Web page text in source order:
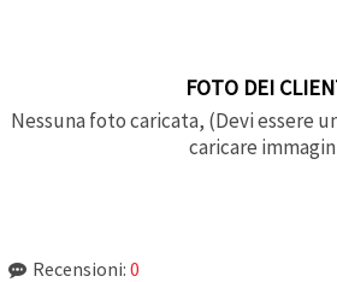
FOTO DEI
Nessuna foto caricata, (Devi essere
caricare
Recensioni: 0